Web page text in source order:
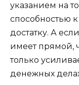
указанием на
способностью
достатку. А
имеет прямой,
только
денежных